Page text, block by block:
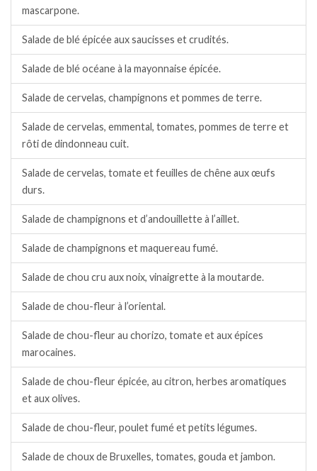
mascarpone.
Salade de blé épicée aux saucisses et crudités.
Salade de blé océane à la mayonnaise épicée.
Salade de cervelas, champignons et pommes de terre.
Salade de cervelas, emmental, tomates, pommes de terre et
rôti de dindonneau cuit.
Salade de cervelas, tomate et feuilles de chêne aux œufs
durs.
Salade de champignons et d’andouillette à l’aillet.
Salade de champignons et maquereau fumé.
Salade de chou cru aux noix, vinaigrette à la moutarde.
Salade de chou-fleur à l’oriental.
Salade de chou-fleur au chorizo, tomate et aux épices
marocaines.
Salade de chou-fleur épicée, au citron, herbes aromatiques
et aux olives.
Salade de chou-fleur, poulet fumé et petits légumes.
Salade de choux de Bruxelles, tomates, gouda et jambon.